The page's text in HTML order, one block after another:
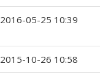
2016-05-25 10:39
2015-10-26 10:58